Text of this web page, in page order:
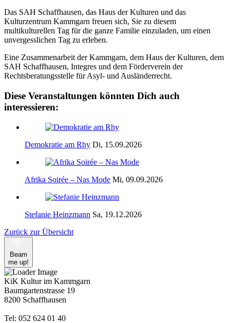
Das SAH Schaffhausen, das Haus der Kulturen und das
Kulturzentrum Kammgarn freuen sich, Sie zu diesem
multikulturellen Tag für die ganze Familie einzuladen, um einen
unvergesslichen Tag zu erleben.
Eine Zusammenarbeit der Kammgarn, dem Haus der Kulturen, dem
SAH Schaffhausen, Integres und dem Förderverein der
Rechtsberatungsstelle für Asyl- und Ausländerrecht.
Diese Veranstaltungen könnten Dich auch
interessieren:
Demokratie am Rhy Di, 15.09.2026
Afrika Soirée – Nas Mode Mi, 09.09.2026
Stefanie Heinzmann Sa, 19.12.2026
Zurück zur Übersicht
Beam
me up!
KiK Kultur im Kammgarn
Baumgartenstrasse 19
8200 Schaffhausen
Tel: 052 624 01 40